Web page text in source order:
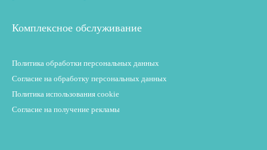
Комплексное обслуживание
Политика обработки персональных данных
Согласие на обработку персональных данных
Политика использования cookie
Согласие на получение рекламы